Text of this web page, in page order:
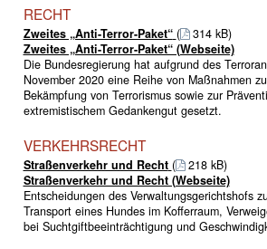
RECHT
Zweites „Anti-Terror-Paket“ (
314 kB)
Zweites „Anti-Terror-Paket“ (Webseite)
Die Bundesregierung hat aufgrund des
November 2020 eine Reihe von Maßnahmen
Bekämpfung von Terrorismus sowie zur
extremistischem Gedankengut gesetzt.
VERKEHRSRECHT
Straßenverkehr und Recht (
218 kB)
Straßenverkehr und Recht (Webseite)
Entscheidungen des Verwaltungsgerichtshofs
Transport eines Hundes im Kofferraum,
bei Suchtgiftbeeinträchtigung und